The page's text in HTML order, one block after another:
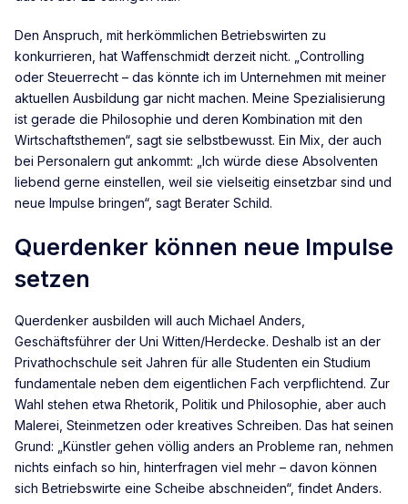
Den Anspruch, mit herkömmlichen Betriebswirten zu
konkurrieren, hat Waffenschmidt derzeit nicht. „Controlling
oder Steuerrecht – das könnte ich im Unternehmen mit meiner
aktuellen Ausbildung gar nicht machen. Meine Spezialisierung
ist gerade die Philosophie und deren Kombination mit den
Wirtschaftsthemen“, sagt sie selbstbewusst. Ein Mix, der auch
bei Personalern gut ankommt: „Ich würde diese Absolventen
liebend gerne einstellen, weil sie vielseitig einsetzbar sind und
neue Impulse bringen“, sagt Berater Schild.
Querdenker können neue Impulse
setzen
Querdenker ausbilden will auch Michael Anders,
Geschäftsführer der Uni Witten/Herdecke. Deshalb ist an der
Privathochschule seit Jahren für alle Studenten ein Studium
fundamentale neben dem eigentlichen Fach verpflichtend. Zur
Wahl stehen etwa Rhetorik, Politik und Philosophie, aber auch
Malerei, Steinmetzen oder kreatives Schreiben. Das hat seinen
Grund: „Künstler gehen völlig anders an Probleme ran, nehmen
nichts einfach so hin, hinterfragen viel mehr – davon können
sich Betriebswirte eine Scheibe abschneiden“, findet Anders.